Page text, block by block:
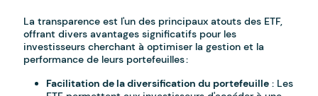
La transparence est l'un des principaux atouts des ETF,
offrant divers avantages significatifs pour les
investisseurs cherchant à optimiser la gestion et la
performance de leurs portefeuilles :
Facilitation de la diversification du portefeuille : Les